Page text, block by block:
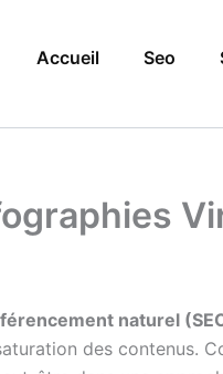
Accueil Seo
naturel
des contenus.